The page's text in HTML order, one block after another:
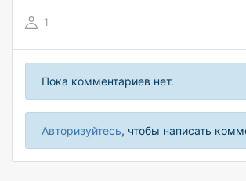
1
Пока комментариев нет.
Авторизуйтесь, чтобы написать